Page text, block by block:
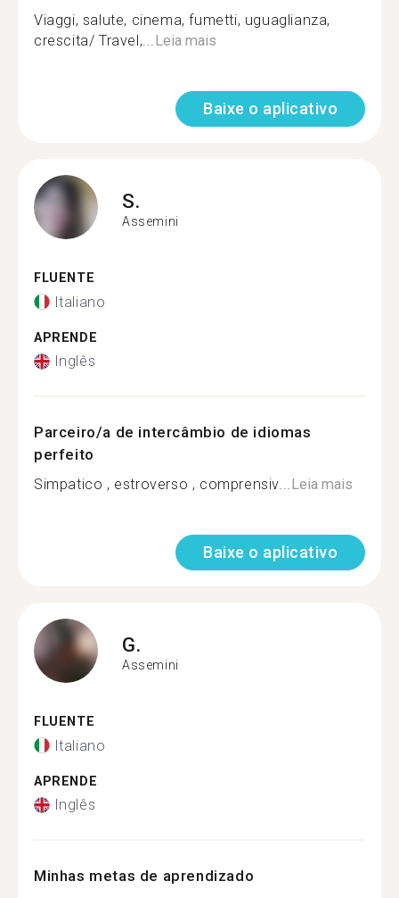
Viaggi, salute, cinema, fumetti, uguaglianza,
crescita/ Travel,...Leia mais
Baixe o aplicativo
S.
Assemini
FLUENTE
Italiano
APRENDE
Inglês
Parceiro/a de intercâmbio de idiomas
perfeito
Simpatico , estroverso , comprensiv...Leia mais
Baixe o aplicativo
G.
Assemini
FLUENTE
Italiano
APRENDE
Inglês
Minhas metas de aprendizado